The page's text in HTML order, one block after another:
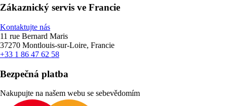
Zákaznický servis ve Francie
Kontaktujte nás
11 rue Bernard Maris
37270 Montlouis-sur-Loire, Francie
+33 1 86 47 62 58
Bezpečná platba
Nakupujte na našem webu se sebevědomím